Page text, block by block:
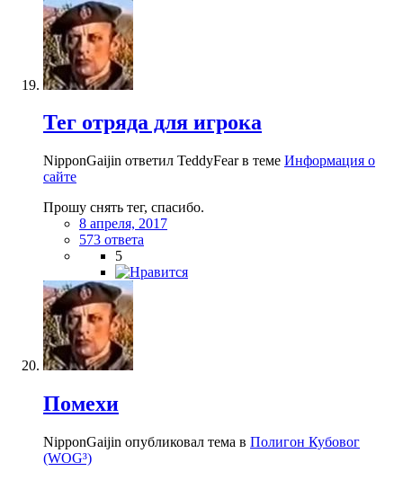
Тег отряда для игрока
NipponGaijin ответил TeddyFear в теме Информация о
сайте
Прошу снять тег, спасибо.
8 апреля, 2017
573 ответа
5
Помехи
NipponGaijin опубликовал тема в Полигон Кубовог
(WOG³)